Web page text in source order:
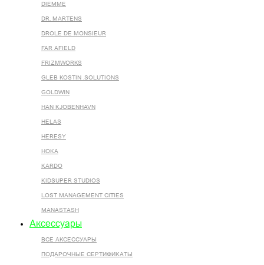
DIEMME
DR. MARTENS
DROLE DE MONSIEUR
FAR AFIELD
FRIZMWORKS
GLEB KOSTIN .SOLUTIONS
GOLDWIN
HAN KJOBENHAVN
HELAS
HERESY
HOKA
KARDO
KIDSUPER STUDIOS
LOST MANAGEMENT CITIES
MANASTASH
Аксессуары
ВСЕ AКСЕССУАРЫ
ПОДАРОЧНЫЕ СЕРТИФИКАТЫ